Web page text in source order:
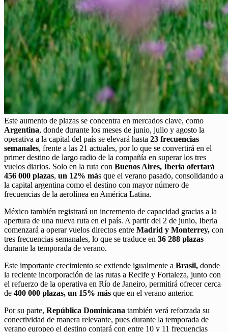
Este aumento de plazas se concentra en mercados clave, como
Argentina, donde durante los meses de junio, julio y agosto la
operativa a la capital del país se elevará hasta 23 frecuencias
semanales, frente a las 21 actuales, por lo que se convertirá en el
primer destino de largo radio de la compañía en superar los tres
vuelos diarios. Solo en la ruta con Buenos Aires, Iberia ofertará
456 000 plazas, un 12% más que el verano pasado, consolidando a
la capital argentina como el destino con mayor número de
frecuencias de la aerolínea en América Latina.
México también registrará un incremento de capacidad gracias a la
apertura de una nueva ruta en el país. A partir del 2 de junio, Iberia
comenzará a operar vuelos directos entre Madrid y Monterrey, con
tres frecuencias semanales, lo que se traduce en 36 288 plazas
durante la temporada de verano.
Este importante crecimiento se extiende igualmente a Brasil, donde
la reciente incorporación de las rutas a Recife y Fortaleza, junto con
el refuerzo de la operativa en Río de Janeiro, permitirá ofrecer cerca
de 400 000 plazas, un 15% más que en el verano anterior.
Por su parte, República Dominicana también verá reforzada su
conectividad de manera relevante, pues durante la temporada de
verano europeo el destino contará con entre 10 y 11 frecuencias